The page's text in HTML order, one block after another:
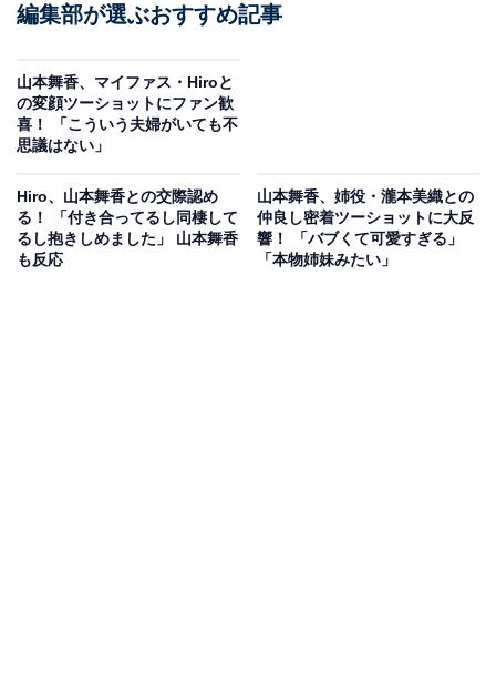
編集部が選ぶおすすめ記事
山本舞香、マイファス・Hiroと
の変顔ツーショットにファン歓
喜！ 「こういう夫婦がいても不
思議はない」
Hiro、山本舞香との交際認め
る！ 「付き合ってるし同棲して
るし抱きしめました」 山本舞香
も反応
山本舞香、姉役・瀧本美織との
仲良し密着ツーショットに大反
響！ 「バブくて可愛すぎる」
「本物姉妹みたい」